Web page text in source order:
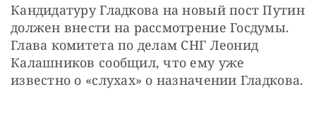
Кандидатуру Гладкова на новый пост Путин
должен внести на рассмотрение Госдумы.
Глава комитета по делам СНГ Леонид
Калашников сообщил, что ему уже
известно о «слухах» о назначении Гладкова.